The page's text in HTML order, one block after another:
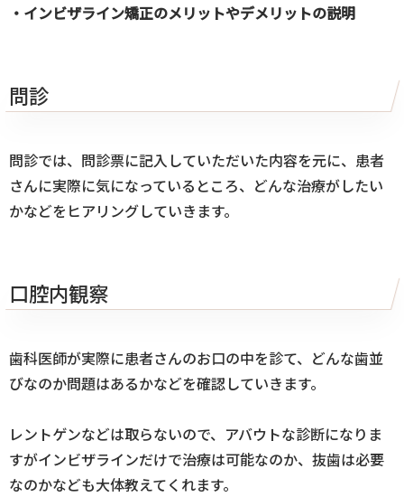
・インビザライン矯正のメリットやデメリットの説明
問診
問診では、問診票に記入していただいた内容を元に、患者
さんに実際に気になっているところ、どんな治療がしたい
かなどをヒアリングしていきます。
口腔内観察
歯科医師が実際に患者さんのお口の中を診て、どんな歯並
びなのか問題はあるかなどを確認していきます。
レントゲンなどは取らないので、アバウトな診断になりま
すがインビザラインだけで治療は可能なのか、抜歯は必要
なのかなども大体教えてくれます。